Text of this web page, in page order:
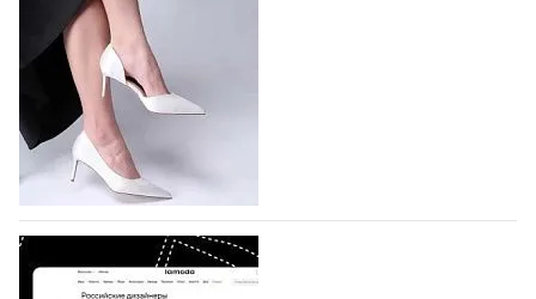
подано 1047 заявок
На участие в седьмой Московской неделе моды,
которая пройдет в российской столице с 26 сентября
по 1 октября, уже подано 1047 заявок. Примерно
половину из них (494) прислали дизайнеры,
коллекции которых не были представлены в…
07.08.2026 765
BALLINA представит свои новинки на Euro
Shoes